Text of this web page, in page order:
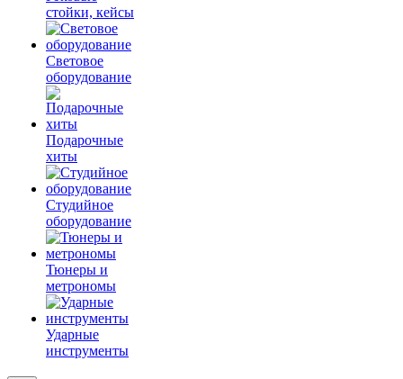
стойки, кейсы
Световое
оборудование
Подарочные
хиты
Студийное
оборудование
Тюнеры и
метрономы
Ударные
инструменты